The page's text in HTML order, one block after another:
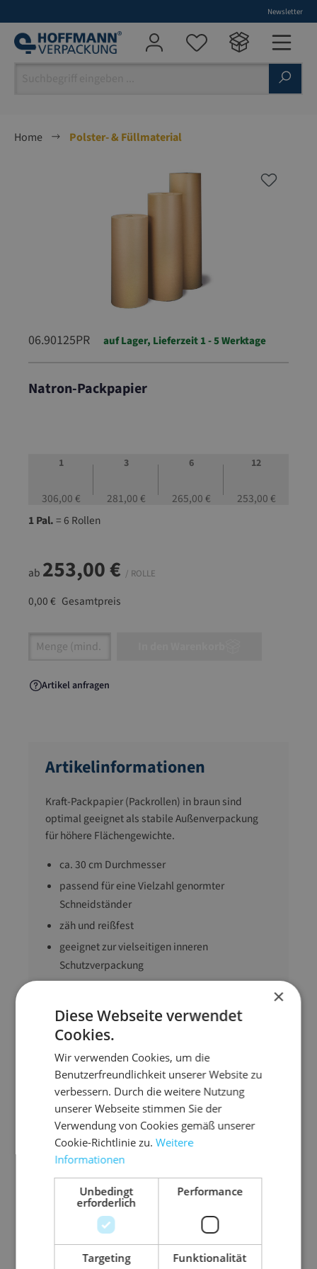
Newsletter
Home
Polster- & Füllmaterial
06.90125PR auf Lager, Lieferzeit 1 - 5 Werktage
Natron-Packpapier
1
306,00 €
3
281,00 €
6
265,00 €
12
253,00 €
1 Pal.= 6 Rollen
ab 253,00 € / ROLLE
0,00 € Gesamtpreis
Artikel Anzahl: Gib den gewünschten Wert
Artikel anfragen
Artikelinformationen
Kraft-Packpapier (Packrollen) in braun sind
optimal geeignet als stabile Außenverpackung
für höhere Flächengewichte.
ca. 30 cm Durchmesser
passend für eine Vielzahl genormter
Schneidständer
zäh und reißfest
geeignet zur vielseitigen inneren
Schutzverpackung
Ausführung
Großrollen
Farbe
braun
Material
Packpapier
Qualität
100 g/m²
Rollenbreite
125 cm (B)
Gewicht
×
Diese Webseite verwendet
Cookies.
Wir verwenden Cookies, um die
Benutzerfreundlichkeit unserer Website zu
verbessern. Durch die weitere Nutzung
unserer Webseite stimmen Sie der
Verwendung von Cookies gemäß unserer
Cookie-Richtlinie zu.Weitere
Informationen
Unbedingt
erforderlich
Performance
Targeting Funktionalität